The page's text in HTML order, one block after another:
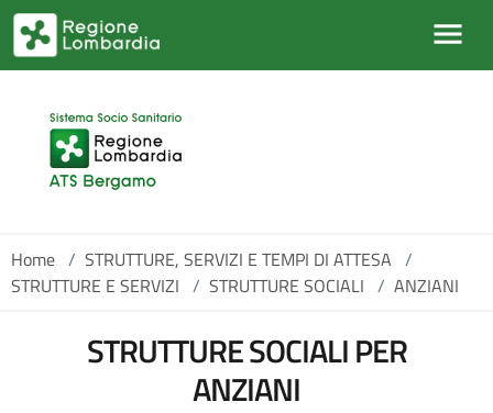
Salta al contenuto principale
Home / STRUTTURE, SERVIZI E TEMPI DI ATTESA /
STRUTTURE E SERVIZI / STRUTTURE SOCIALI / ANZIANI
STRUTTURE SOCIALI PER
ANZIANI